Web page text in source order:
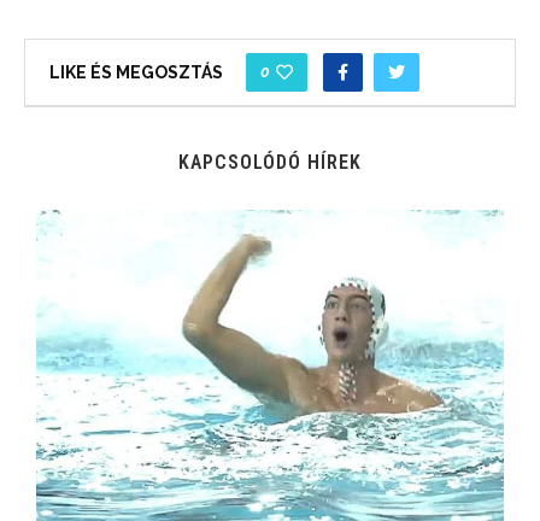
LIKE ÉS MEGOSZTÁS 0
KAPCSOLÓDÓ HÍREK